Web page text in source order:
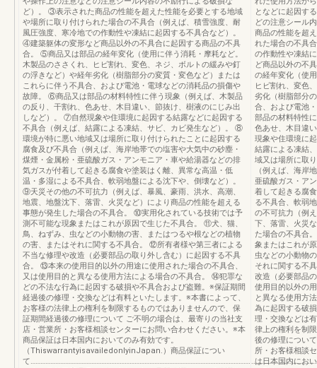
ど）。 ③表示された商品の性能を超えた性能を必要とする地域
や場所に取り付けられた場合の不具合（例えば、積雪強度、耐
風圧強度、寒冷地での作動性や凍結に起因する不具合など）。
④建築躯体の変形など商品以外の不具合に起因する商品の不具
合。 ⑤商品又は部品の経年変化（使用に伴う消耗・摩耗など。
木製品のささくれ、ヒビ割れ、変色、ネジ、ボルトの緩みや釘
の浮きなど）や経年劣化（樹脂部分の変質・変色など）または
これらに伴う不具合、および電池・電球などの消耗品の損傷や
故障。 ⑥商品又は部品の材料特性に伴う現象（例えば、木製品
の反り、干割れ、色あせ、木目違い、節抜け、樹液のにじみ出
しなど）。 ⑦自然現象や住環境に起因する結露などに起因する
不具合（例えば、結露による凍結、サビ、カビ発生など）。 ⑧
環境が特に悪い地域又は場所に取り付けられたことに起因する
腐食及び不具合（例えば、海岸地帯での塩害や大気中の砂塵・
煤煙・金属粉・亜硫酸ガス・アンモニア・車や給湯器などの排
気ガスが付着して起きる腐食や塗装はく離、異常な高温・低
温・多湿による不具合、軟弱地盤による沈下や、倒壊など）。
⑨天災その他の不可抗力（例えば、暴風、豪雨、洪水、高潮、
地震、地盤沈下、落雷、火災など）により商品の性能を超える
事態が発生した場合の不具合。 ⑩実用化されている技術では予
測不可能な現象またはこれが原因で生じた不具合。 ⑪犬、猫、
鳥、ねずみ、虫などの小動物の害、またはつるや根などの植物
の害、またはそれに関する不具合。 ⑫所有者様や第三者による
不当な修理や改造（必要部品の取り外し含む）に起因する不具
合。 ⑬本来の使用目的以外の用途に使用された場合の不具合、
又は使用目的と異なる使用方法による場合の不具合。 ⑭犯罪な
どの不法な行為に起因する破損や不具合および盗難。※保証期間
経過後の修理・交換などは有料といたします。※本書によって、
お客様の法律上の権利を制限するものではありませんので、保
証期間経過後の修理について ご不明の場合は、最寄りの当社支
店・営業所・お客様相談センターにお問い合わせください。※本
商品保証は日本国内においてのみ有効です。
（ThiswarrantyisavailedonlyinJapan.）商品保証につい
て
となどに起因す
どの注意シール
商品の性能を超
れた場合の不具
の作動性や凍結
ど商品以外の不
の経年変化（使
ヒビ割れ、変色
劣化（樹脂部分
合、および電池
部品の材料特性
色あせ、木目違
現象や住環境に
結露による凍結
域又は場所に取
（例えば、海岸
亜硫酸ガス・ア
着して起きる腐
る不具合、軟弱
の不可抗力（例
下、落雷、火災
た場合の不具合
象またはこれが
虫などの小動物
それに関する不
改造（必要部品
使用目的以外の
と異なる使用方
為に起因する破
理・交換などは
律上の権利を制
後の修理につい
所・お客様相談
は日本国内にお